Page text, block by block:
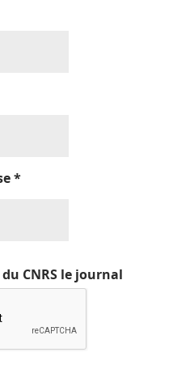
*
CNRS le journal